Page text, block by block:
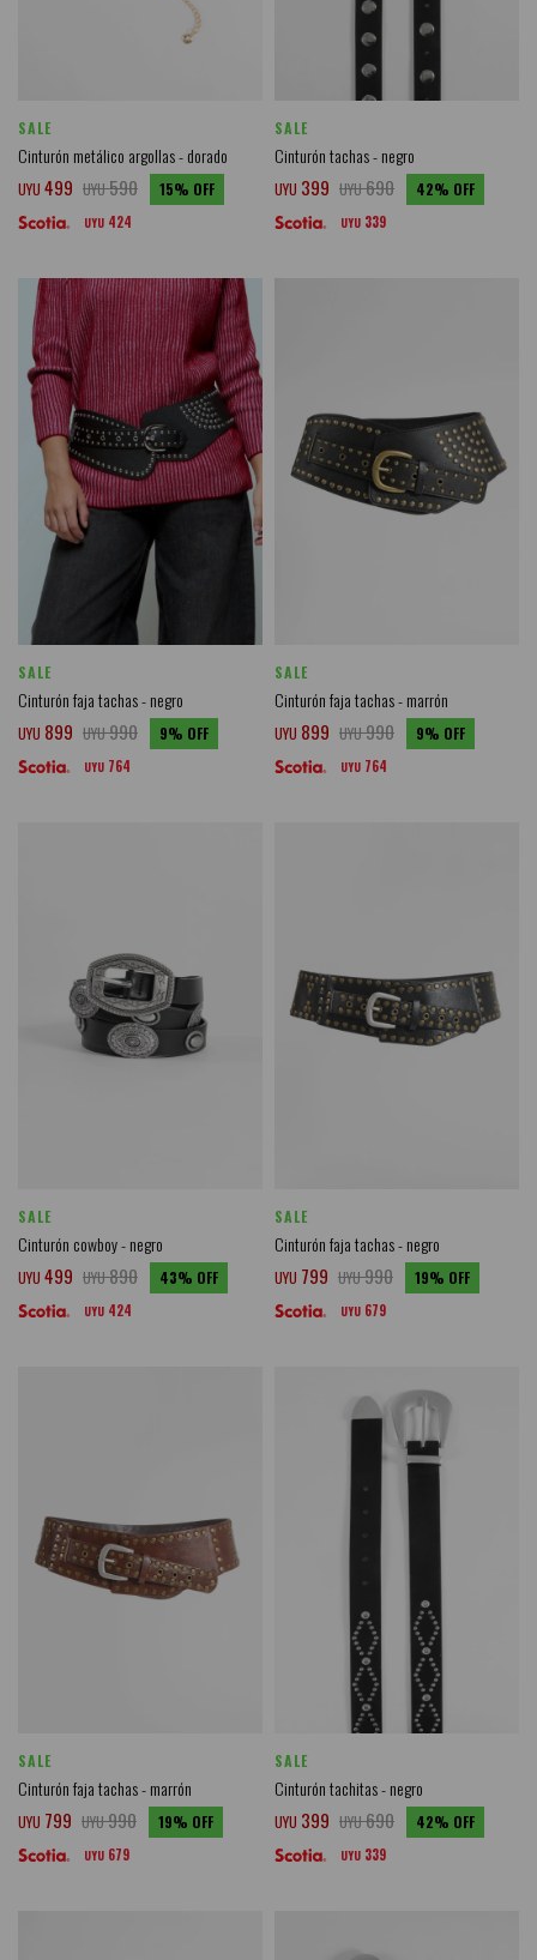
SALE
Cinturón metálico argollas - dorado
UYU 499 UYU590 15
UYU 424
SALE
Cinturón tachas - negro
UYU 399 UYU690 42
UYU 339
SALE
Cinturón faja tachas - negro
UYU 899 UYU990 9
UYU 764
SALE
Cinturón faja tachas - marrón
UYU 899 UYU990 9
UYU 764
SALE
Cinturón cowboy - negro
UYU 499 UYU890 43
UYU 424
SALE
Cinturón faja tachas - negro
UYU 799 UYU990 19
UYU 679
SALE
Cinturón faja tachas - marrón
UYU 799 UYU990 19
UYU 679
SALE
Cinturón tachitas - negro
UYU 399 UYU690 42
UYU 339